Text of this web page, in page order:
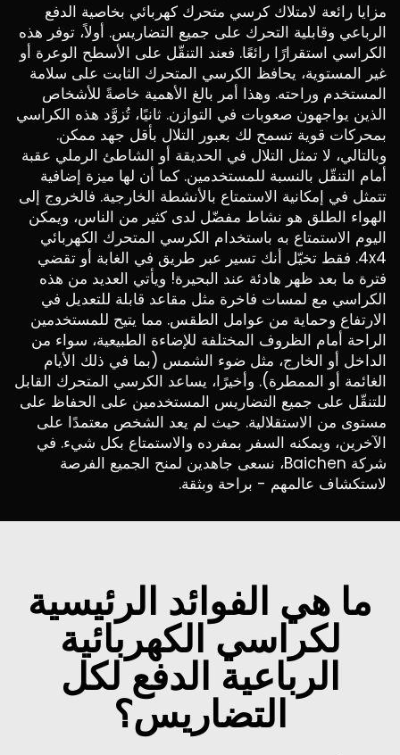
مزايا رائعة لامتلاك كرسي متحرك كهربائي بخاصية الدفع
الرباعي وقابلية التحرك على جميع التضاريس. أولاً، توفر هذه
الكراسي استقرارًا رائعًا. فعند التنقّل على الأسطح الوعرة أو
غير المستوية، يحافظ الكرسي المتحرك الثابت على سلامة
المستخدم وراحته. وهذا أمر بالغ الأهمية خاصةً للأشخاص
الذين يواجهون صعوبات في التوازن. ثانيًا، تُزوَّد هذه الكراسي
بمحركات قوية تسمح لك بعبور التلال بأقل جهد ممكن.
وبالتالي، لا تمثل التلال في الحديقة أو الشاطئ الرملي عقبة
أمام التنقّل بالنسبة للمستخدمين. كما أن لها ميزة إضافية
تتمثل في إمكانية الاستمتاع بالأنشطة الخارجية. فالخروج إلى
الهواء الطلق هو نشاط مفضّل لدى كثير من الناس، ويمكن
اليوم الاستمتاع به باستخدام الكرسي المتحرك الكهربائي
4x4. فقط تخيّل أنك تسير عبر طريق في الغابة أو تقضي
فترة ما بعد ظهر هادئة عند البحيرة! ويأتي العديد من هذه
الكراسي مع لمسات فاخرة مثل مقاعد قابلة للتعديل في
الارتفاع وحماية من عوامل الطقس. مما يتيح للمستخدمين
الراحة أمام الظروف المختلفة للإضاءة الطبيعية، سواء من
الداخل أو الخارج، مثل ضوء الشمس (بما في ذلك الأيام
الغائمة أو الممطرة). وأخيرًا، يساعد الكرسي المتحرك القابل
للتنقّل على جميع التضاريس المستخدمين على الحفاظ على
مستوى من الاستقلالية. حيث لم يعد الشخص معتمدًا على
الآخرين، ويمكنه السفر بمفرده والاستمتاع بكل شيء. في
شركة Baichen، نسعى جاهدين لمنح الجميع الفرصة
لاستكشاف عالمهم - براحة وبثقة.
ما هي الفوائد الرئيسية
لكراسي الكهربائية
الرباعية الدفع لكل
التضاريس؟